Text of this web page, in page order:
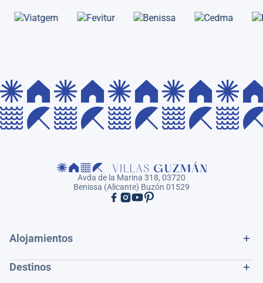
Avda de la Marina 318, 03720
Benissa (Alicante) Buzón 01529
Alojamientos
Destinos